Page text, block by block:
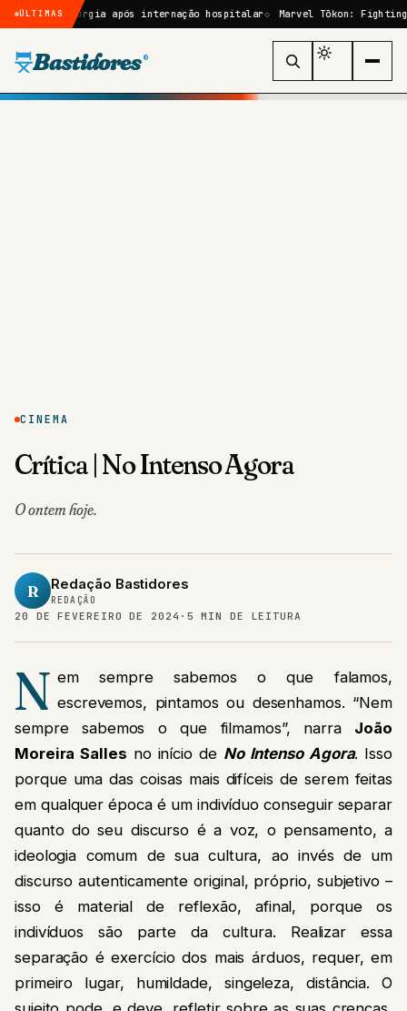
ÚLTIMASapós internação hospitalar Marvel Tōkon: Fighting Souls:
Bastidores ®
CINEMA
Crítica | No Intenso Agora
O ontem hoje.
R Redação Bastidores
REDAÇÃO
20 DE FEVEREIRO DE 2024 · 5 MIN DE LEITURA
N em sempre sabemos o que falamos,
escrevemos, pintamos ou desenhamos. “Nem
sempre sabemos o que filmamos”, narra João
Moreira Salles no início de No Intenso Agora. Isso
porque uma das coisas mais difíceis de serem feitas
em qualquer época é um indivíduo conseguir separar
quanto do seu discurso é a voz, o pensamento, a
ideologia comum de sua cultura, ao invés de um
discurso autenticamente original, próprio, subjetivo –
isso é material de reflexão, afinal, porque os
indivíduos são parte da cultura. Realizar essa
separação é exercício dos mais árduos, requer, em
primeiro lugar, humildade, singeleza, distância. O